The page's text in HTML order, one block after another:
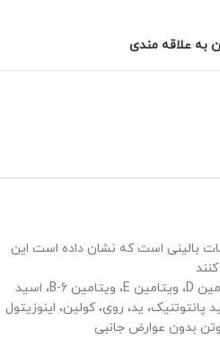
به علاقه مندی
بالینی است که نشان داده است این
دارای ویتامین A، ویتامین C، ویتامین D، ویتامین E، ویتامین B-6، اسید
بدون عوارض جانبی